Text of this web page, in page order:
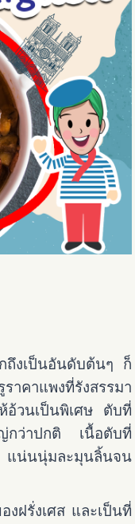
กถึงเป็นอันดับต้นๆ ก็
ราคาแพงที่รังสรรมา
อ้วนเป็นพิเศษ ตับที่
ญ่กว่าปกติ เนื้อตับที่
แน่นนุ่มละมุนลิ้นจน
งฝรั่งเศส และเป็นที่